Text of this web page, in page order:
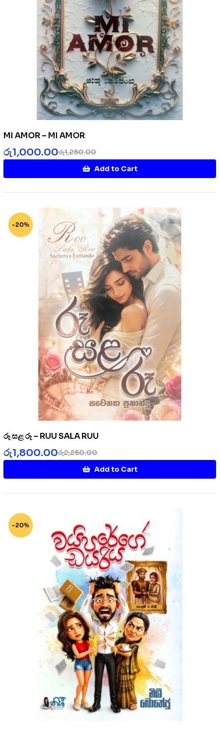
MI AMOR – MI AMOR
රු1,250.00
රු1,000.00
Add to Cart
-20%
රූ සළ රූ – RUU SALA RUU
රු2,250.00
රු1,800.00
Add to Cart
-20%